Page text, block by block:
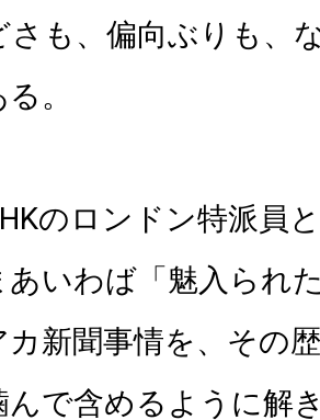
さも、偏向ぶりも、
。
のロンドン特派員
あいわば「魅入られ
カ新聞事情を、その
んで含めるように解